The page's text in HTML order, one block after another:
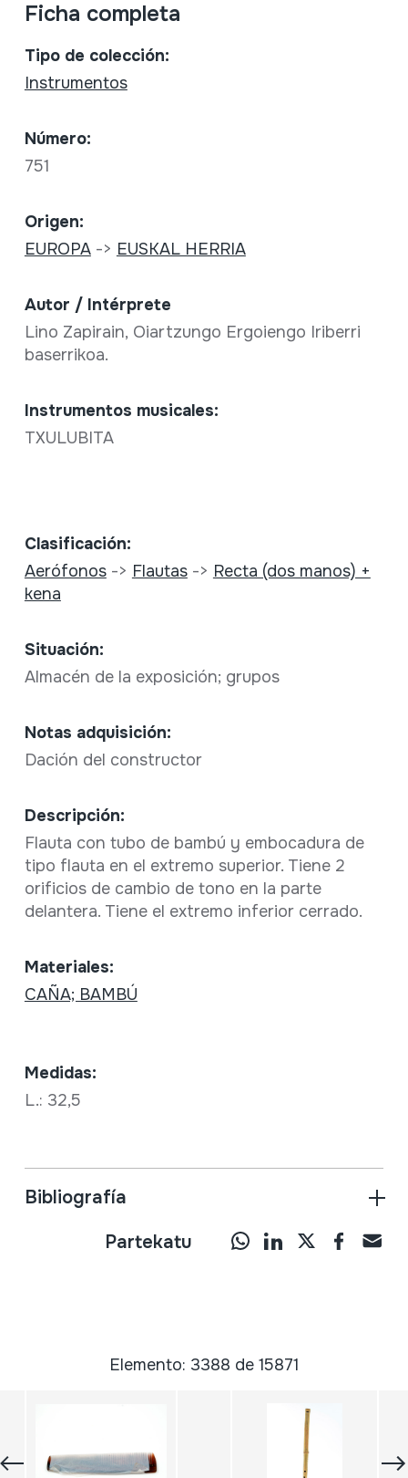
Ficha completa
Tipo de colección:
Instrumentos
Número:
751
Origen:
EUROPA-> EUSKAL HERRIA
Autor / Intérprete
Lino Zapirain, Oiartzungo Ergoiengo Iriberri
baserrikoa.
Instrumentos musicales:
TXULUBITA
Clasificación:
Aerófonos-> Flautas-> Recta (dos manos) +
kena
Situación:
Almacén de la exposición; grupos
Notas adquisición:
Dación del constructor
Descripción:
Flauta con tubo de bambú y embocadura de
tipo flauta en el extremo superior. Tiene 2
orificios de cambio de tono en la parte
delantera. Tiene el extremo inferior cerrado.
Materiales:
CAÑA; BAMBÚ
Medidas:
L.: 32,5
Bibliografía
Partekatu
Elemento: 3388 de 15871